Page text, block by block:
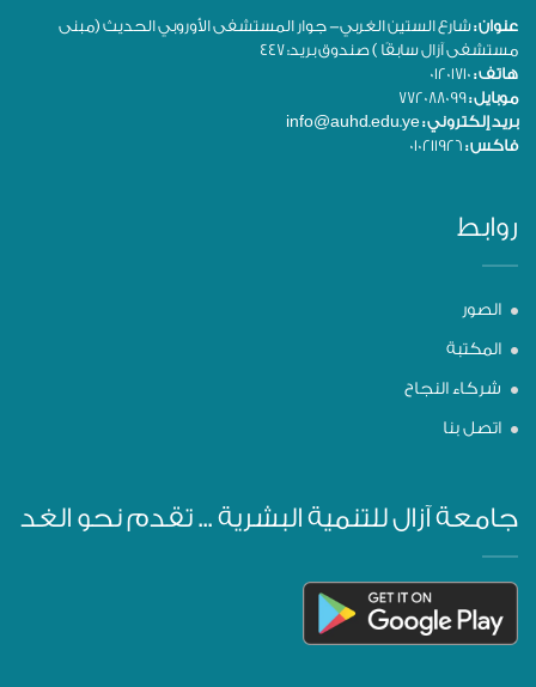
عنوان :شارع الستين الغربي- جوار المستشفى الأوروبي الحديث (مبنى
مستشفى آزال سابقًا ) صندوق بريد: 447
هاتف :
موبايل :
بريد إلكتروني :
فاكس :
روابط
الصور
المكتبة
شركاء النجاح
اتصل بنا
جامعة آزال للتنمية البشرية ... تقدم نحو الغد